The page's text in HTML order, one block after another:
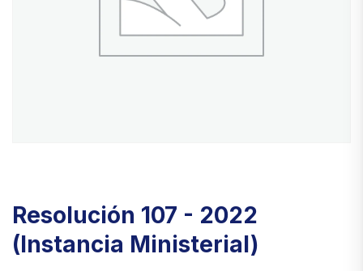
Resolución 107 - 2022
(Instancia Ministerial)